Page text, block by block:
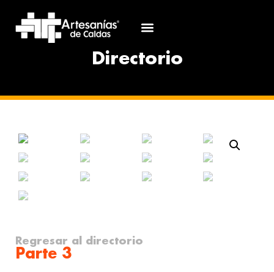
Directorio
Regresar al directorio
Parte 3